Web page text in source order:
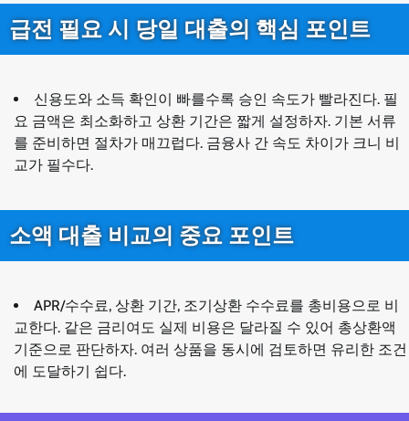
급전 필요 시 당일 대출의 핵심 포인트
신용도와 소득 확인이 빠를수록 승인 속도가 빨라진다. 필
요 금액은 최소화하고 상환 기간은 짧게 설정하자. 기본 서류
를 준비하면 절차가 매끄럽다. 금융사 간 속도 차이가 크니 비
교가 필수다.
소액 대출 비교의 중요 포인트
APR/수수료, 상환 기간, 조기상환 수수료를 총비용으로 비
교한다. 같은 금리여도 실제 비용은 달라질 수 있어 총상환액
기준으로 판단하자. 여러 상품을 동시에 검토하면 유리한 조건
에 도달하기 쉽다.